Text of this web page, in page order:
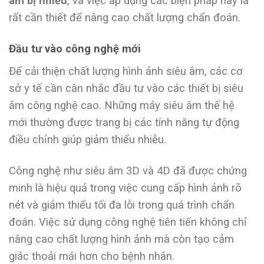
rất cần thiết để nâng cao chất lượng chẩn đoán.
Đầu tư vào công nghệ mới
Để cải thiện chất lượng hình ảnh siêu âm, các cơ
sở y tế cần cân nhắc đầu tư vào các thiết bị siêu
âm công nghệ cao. Những máy siêu âm thế hệ
mới thường được trang bị các tính năng tự động
điều chỉnh giúp giảm thiểu nhiễu.
Công nghệ như siêu âm 3D và 4D đã được chứng
minh là hiệu quả trong việc cung cấp hình ảnh rõ
nét và giảm thiểu tối đa lỗi trong quá trình chẩn
đoán. Việc sử dụng công nghệ tiên tiến không chỉ
nâng cao chất lượng hình ảnh mà còn tạo cảm
giác thoải mái hơn cho bệnh nhân.